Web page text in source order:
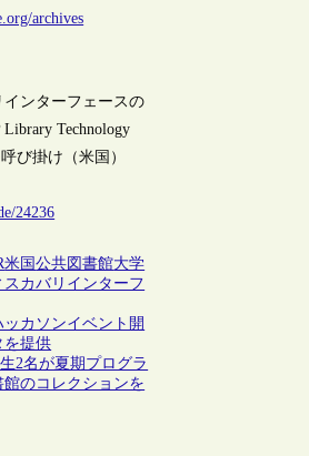
archives
ンターフェースの
Technology
び掛け（米国）
24236
米国公共図書館大学
スカバリインターフ
カソンイベント開
提供
2名が夏期プログラ
のコレクションを